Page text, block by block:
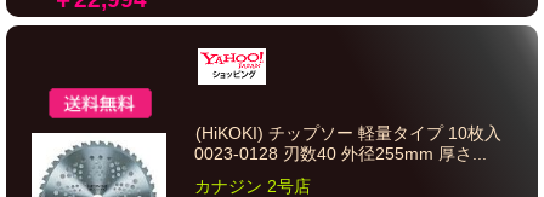
(HiKOKI) チップソー 軽量タイプ 10枚入
0023-0128 刃数40 外径255mm 厚さ...
カナジン 2号店